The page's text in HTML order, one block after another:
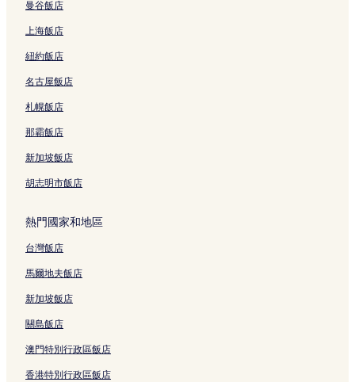
曼谷飯店
上海飯店
紐約飯店
名古屋飯店
札幌飯店
那霸飯店
新加坡飯店
胡志明市飯店
熱門國家和地區
台灣飯店
馬爾地夫飯店
新加坡飯店
關島飯店
澳門特別行政區飯店
香港特別行政區飯店